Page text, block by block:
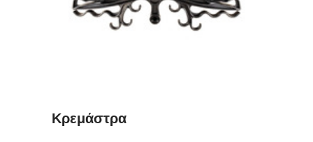
Κρεμάστρα